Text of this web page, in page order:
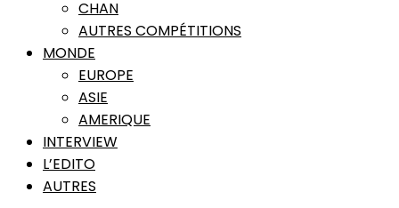
CHAN
AUTRES COMPÉTITIONS
MONDE
EUROPE
ASIE
AMERIQUE
INTERVIEW
L’EDITO
AUTRES